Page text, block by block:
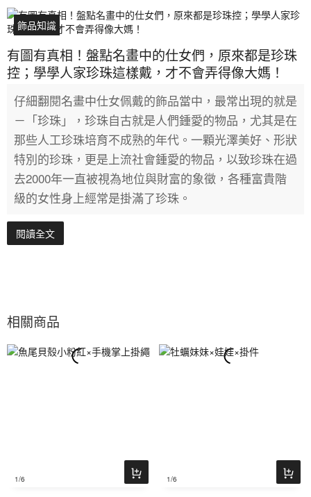
飾品知識
有圖有真相！盤點名畫中的仕女們，原來都是珍珠
控；學學人家珍珠這樣戴，才不會弄得像大媽！
仔細翻閱名畫中仕女佩戴的飾品當中，最常出現的就是
－「珍珠」，珍珠自古就是人們鍾愛的物品，尤其是在
那些人工珍珠培育不成熟的年代。一顆光澤美好、形狀
特別的珍珠，更是上流社會鍾愛的物品，以致珍珠在過
去2000年一直被視為地位與財富的象徵，各種富貴階
級的女性身上經常是掛滿了珍珠。
閱讀全文
相關商品
1/6 1/6